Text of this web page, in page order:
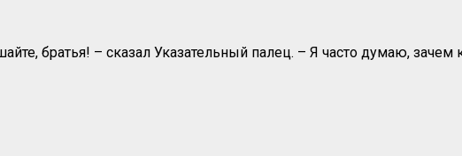
братья! – сказал Указательный палец. – Я часто думаю,